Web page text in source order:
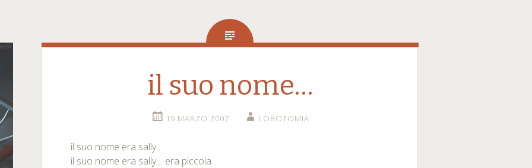
il suo nome…
19 MARZO 2007 LOBOTOMIA
il suo nome era sally…
il suo nome era sally… era piccola…